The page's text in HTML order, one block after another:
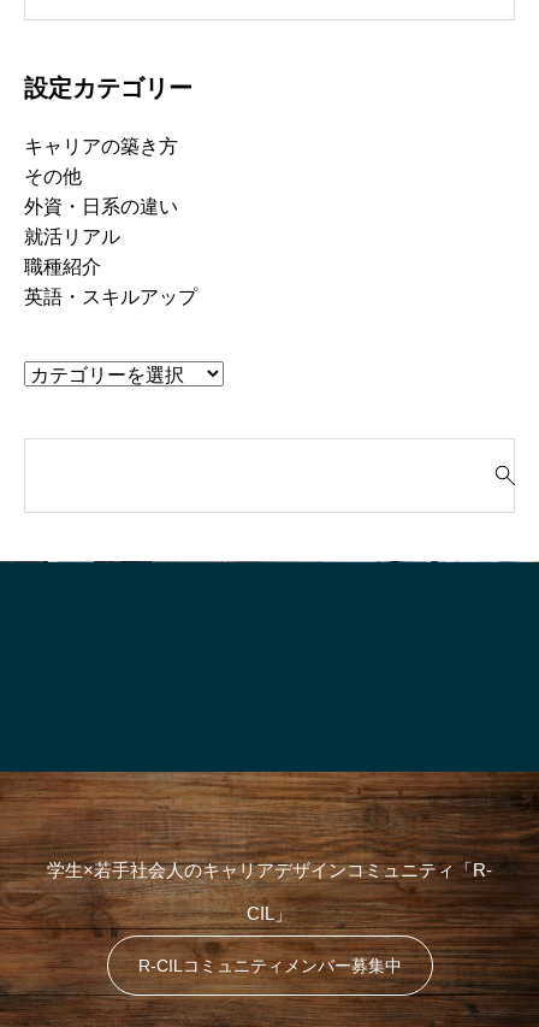
設定カテゴリー
キャリアの築き方
その他
外資・日系の違い
就活リアル
職種紹介
英語・スキルアップ
対
学生×若手社会人のキャリアデザインコミュニティ「R-
CIL」
R-CILコミュニティメンバー募集中